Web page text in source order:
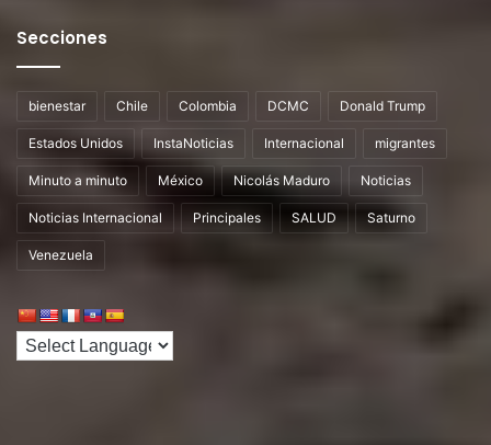
Secciones
bienestar Chile Colombia DCMC Donald Trump
Estados Unidos InstaNoticias Internacional migrantes
Minuto a minuto México Nicolás Maduro Noticias
Noticias Internacional Principales SALUD Saturno
Venezuela